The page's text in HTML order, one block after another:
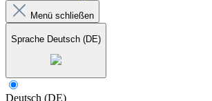
Menü schließen
Sprache Deutsch (DE)
Deutsch (DE)